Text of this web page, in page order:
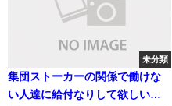
未分類
集団ストーカーの関係で働けな
い人達に給付なりして欲しいで